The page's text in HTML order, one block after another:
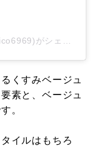
くすみベージュ
素と、ベージュ
。
イルはもちろ